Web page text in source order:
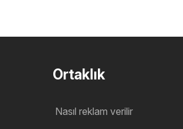
Ortaklık
Nasıl reklam verilir